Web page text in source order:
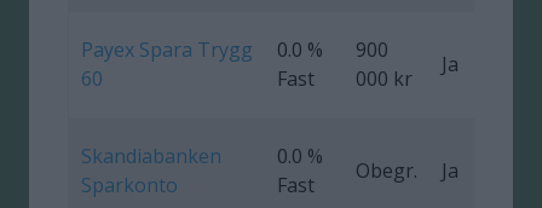
Payex Spara Trygg
60
0.0 %
Fast
900
000 kr
Ja
Skandiabanken
Sparkonto
0.0 %
Fast
Obegr. Ja